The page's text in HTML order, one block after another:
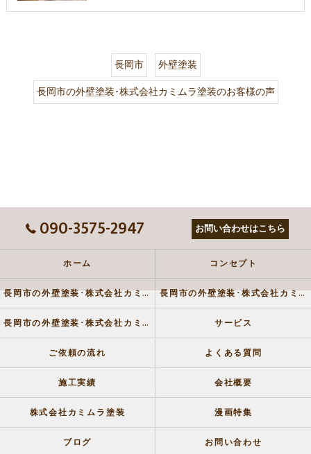
長岡市
外壁塗装
長岡市の外壁塗装･株式会社カミムラ塗装のお客様の声
090-3575-2947 お問い合わせはこちら
ホーム コンセプト
長岡市の外壁塗装･株式会社カミムラ塗装の口コミ情報 長岡市の外壁塗装･株式会社カミムラ塗装の評判
長岡市の外壁塗装･株式会社カミムラ塗装のお客様の声 サービス
ご依頼の流れ よくある質問
施工実績 会社概要
株式会社カミムラ塗装 漫画特集
ブログ お問い合わせ